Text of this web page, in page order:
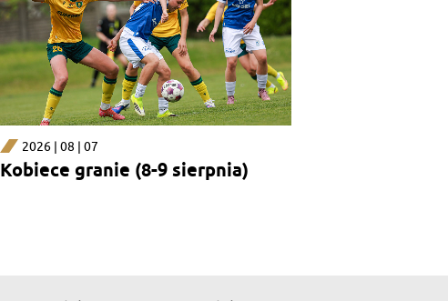
2026 | 08 | 07
Kobiece granie (8-9 sierpnia)